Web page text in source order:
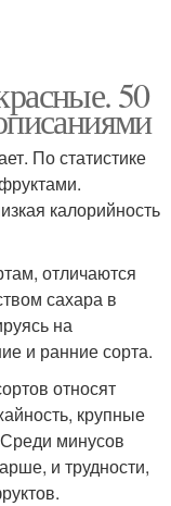
50
По статистике
калорийность
отличаются
сахара в
на
и ранние сорта.
относят
крупные
минусов
и трудности,